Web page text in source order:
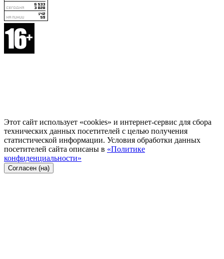
Этот сайт использует «cookies» и интернет-сервис для сбора
технических данных посетителей с целью получения
статистической информации. Условия обработки данных
посетителей сайта описаны в «Политике
конфиденциальности»
Согласен (на)